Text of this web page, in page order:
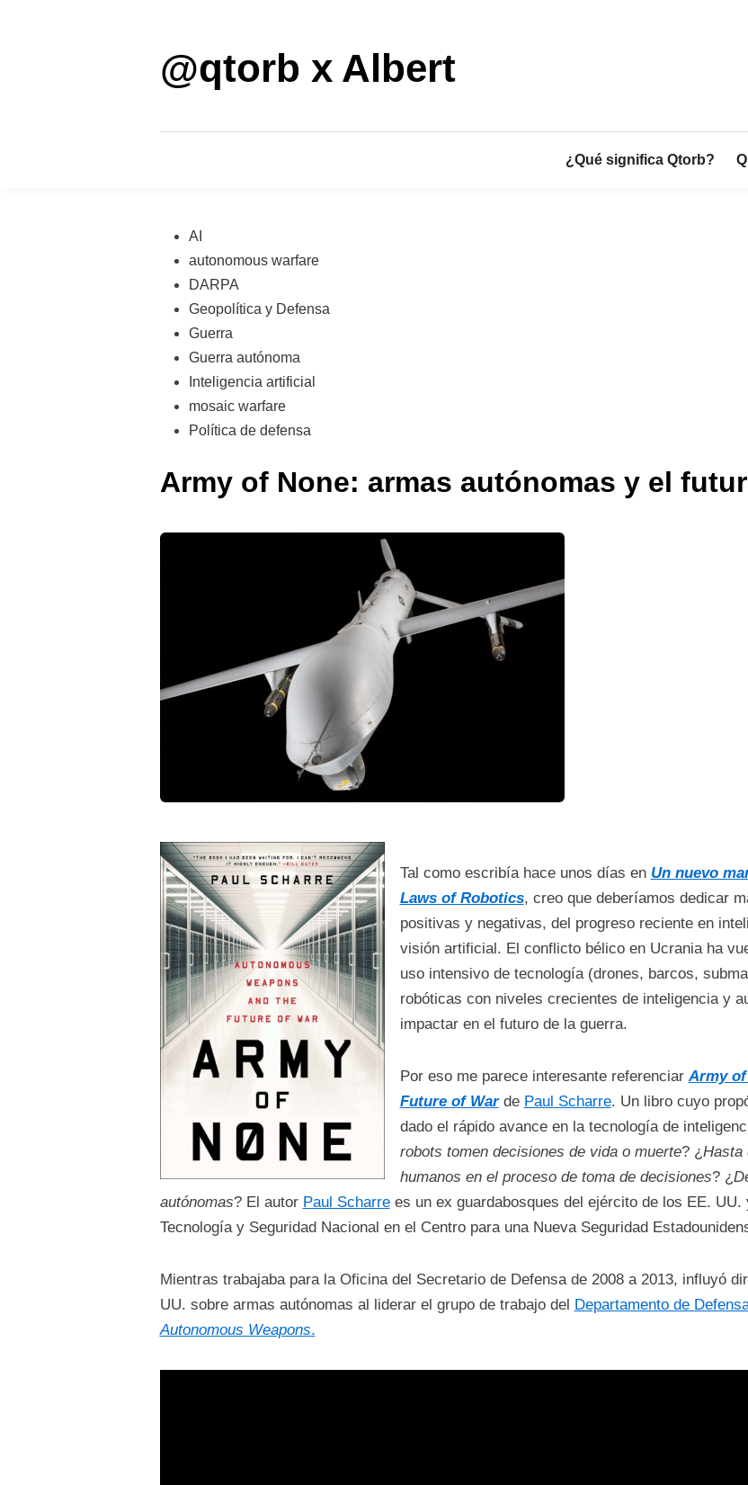
@qtorb x Albert
¿Qué significa Qtorb?
Publicado
en
AI
autonomous warfare
DARPA
Geopolítica y Defensa
Guerra
Guerra autónoma
Inteligencia artificial
mosaic warfare
Política de defensa
Army of None: armas autónomas y el
Tal como escribía hace unos días en Un nuevo
Laws of Robotics, creo que deberíamos dedicar
positivas y negativas, del progreso reciente en
visión artificial. El conflicto bélico en Ucrania ha
uso intensivo de tecnología (drones, barcos,
robóticas con niveles crecientes de inteligencia y
impactar en el futuro de la guerra.
Por eso me parece interesante referenciarArmy of
Future of Warde Paul Scharre. Un libro cuyo
dado el rápido avance en la tecnología de
robots tomen decisiones de vida o muerte? ¿Hasta
humanos en el proceso de toma de decisiones? ¿
autónomas? El autor Paul Scharrees un ex guardabosques del ejército de los EE.
Tecnología y Seguridad Nacional en el Centro para una Nueva Seguridad
Mientras trabajaba para la Oficina del Secretario de Defensa de 2008 a 2013, influyó
UU. sobre armas autónomas al liderar el grupo de trabajo del Departamento de
Autonomous Weapons.